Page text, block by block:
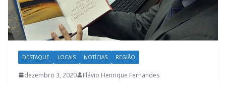
DESTAQUE LOCAIS NOTÍCIAS REGIÃO
dezembro 3, 2020 Flávio Henrique Fernandes